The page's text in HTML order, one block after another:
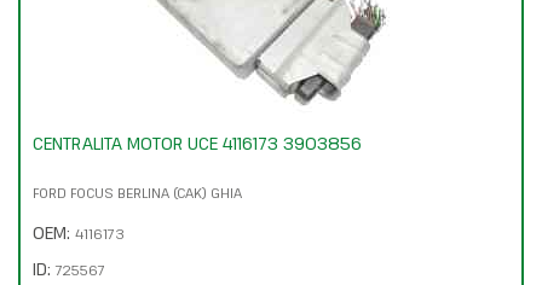
CENTRALITA MOTOR UCE 4116173 3903856
FORD FOCUS BERLINA (CAK) GHIA
OEM: 4116173
ID: 725567